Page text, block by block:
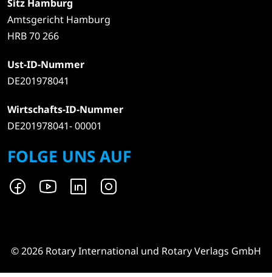
Sitz Hamburg
Amtsgericht Hamburg
HRB 70 266
Ust-ID-Nummer
DE201978041
Wirtschafts-ID-Nummer
DE201978041- 00001
FOLGE UNS AUF
© 2026 Rotary International und Rotary Verlags GmbH